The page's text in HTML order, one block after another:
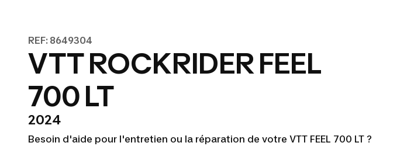
REF: 8649304
VTT ROCKRIDER FEEL
700 LT
2024
Besoin d'aide pour l'entretien ou la réparation de votre VTT FEEL 700 LT ?